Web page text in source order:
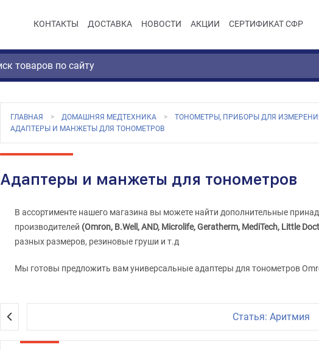
КОНТАКТЫ ДОСТАВКА НОВОСТИ АКЦИИ СЕРТИФИКАТ СФР
ГЛАВНАЯ ДОМАШНЯЯ МЕДТЕХНИКА
ТОНОМЕТРЫ, ПРИБОРЫ ДЛЯ
АДАПТЕРЫ И МАНЖЕТЫ ДЛЯ ТОНОМЕТРОВ
Адаптеры и манжеты для тонометров
В ассортименте нашего магазина вы можете найти дополнительные
производителей (Omron, B.Well, AND, Microlife,Geratherm, MediTech, Little
разных размеров, резиновые груши и т.д
Мы готовы предложить вам универсальные адаптеры для тонометров
Статья: Аритмия